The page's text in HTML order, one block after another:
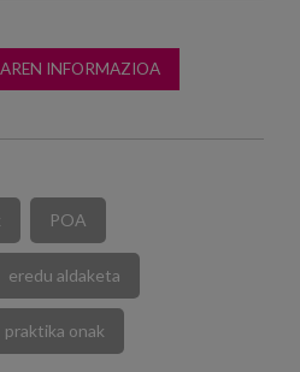
INFORMAZIOA
POA
eredu aldaketa
praktika onak